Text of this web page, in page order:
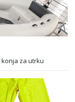
konja za utrku